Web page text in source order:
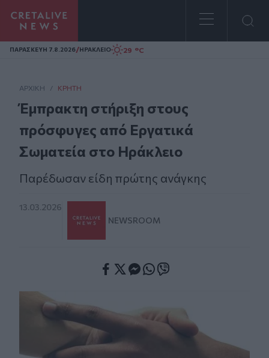
Homepage
ΠΑΡΑΣΚΕΥΗ 7.8.2026/ΗΡΑΚΛΕΙΟ 29 °C
ΑΡΧΙΚΗ / ΚΡΉΤΗ
Έμπρακτη στήριξη στους
πρόσφυγες από Eργατικά
Σωματεία στο Ηράκλειο
Παρέδωσαν είδη πρώτης ανάγκης
13.03.2026
NEWSROOM